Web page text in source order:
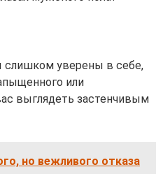
уверены в себе,
или
выглядеть застенчивым
но вежливого отказа